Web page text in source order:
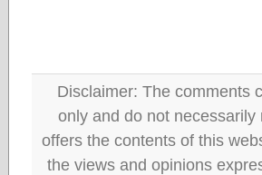
Disclaimer: The comments
only and do not
offers the contents of this
the views and opinions